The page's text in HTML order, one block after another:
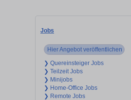
Jobs
Hier Angebot veröffentlichen
❯ Quereinsteiger Jobs
❯ Teilzeit Jobs
❯ Minijobs
❯ Home-Office Jobs
❯ Remote Jobs